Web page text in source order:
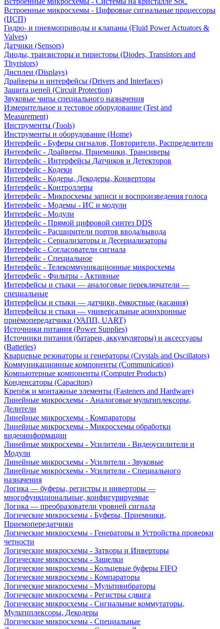
Встроенные микросхемы - Цифровые сигнальные процессоры
(ЦСП)
Гидро- и пневмоприводы и клапаны (Fluid Power Actuators &
Valves)
Датчики (Sensors)
Диоды, транзисторы и тиристоры (Diodes, Transistors and
Thyristors)
Дисплеи (Displays)
Драйверы и интерфейсы (Drivers and Interfaces)
Защита цепей (Circuit Protection)
Звуковые чипы специального назначения
Измерительное и тестовое оборудование (Test and
Measurement)
Инструменты (Tools)
Инструменты и оборудование (Home)
Интерфейс - Буферы сигналов, Повторители, Распределители
Интерфейс - Драйверы, Приемники, Трансиверы
Интерфейс - Интерфейсы Датчиков и Детекторов
Интерфейс - Кодеки
Интерфейс - Кодеры, Декодеры, Конверторы
Интерфейс - Контроллеры
Интерфейс - Микросхемы записи и воспроизведения голоса
Интерфейс - Модемы - ИС и модули
Интерфейс - Модули
Интерфейс - Прямой цифровой синтез DDS
Интерфейс - Расширители портов ввода/вывода
Интерфейс - Сериализаторы и Десериализаторы
Интерфейс - Согласователи сигнала
Интерфейс - Специальное
Интерфейс - Телекоммуникационные микросхемы
Интерфейс - Фильтры - Активные
Интерфейсы и стыки — аналоговые переключатели —
специальные
Интерфейсы и стыки — датчики, ёмкостные (касания)
Интерфейсы и стыки — универсальные асинхронные
приёмопередатчики (УАПП, UART)
Источники питания (Power Supplies)
Источники питания (батареи, аккумуляторы) и аксессуары
(Batteries)
Кварцевые резонаторы и генераторы (Crystals and Oscillators)
Коммуникационные компоненты (Communication)
Компьютерные компоненты (Computer Products)
Конденсаторы (Capacitors)
Крепёж и монтажные элементы (Fasteners and Hardware)
Линейные микросхемы - Аналоговые мультиплексоры,
Делители
Линейные микросхемы - Компараторы
Линейные микросхемы - Микросхемы обработки
видеоинформации
Линейные микросхемы - Усилители - Видеоусилители и
Модули
Линейные микросхемы - Усилители - Звуковые
Линейные микросхемы - Усилители - Специального
назначения
Логика — буферы, регистры и инверторы —
многофункциональные, конфигурируемые
Логика — преобразователи уровней сигнала
Логические микросхемы - Буферы, Приемники,
Приемопередатчики
Логические микросхемы - Генераторы и Устройства проверки
четности
Логические микросхемы - Затворы и Инверторы
Логические микросхемы - Защелки
Логические микросхемы - Кольцевые буферы FIFO
Логические микросхемы - Компараторы
Логические микросхемы - Мультивибраторы
Логические микросхемы - Регистры сдвига
Логические микросхемы - Сигнальные коммутаторы,
Мультиплексоры, Декодеры
Логические микросхемы - Специальные